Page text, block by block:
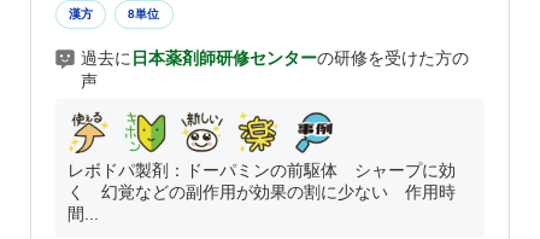
漢方 8単位
過去に 日本薬剤師研修センターの研修を受けた方の
声
レボドパ製剤：ドーパミンの前駆体 シャープに効
く 幻覚などの副作用が効果の割に少ない 作用時
間...